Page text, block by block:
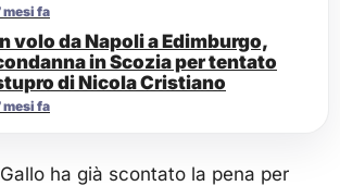
mesi fa
volo da Napoli a Edimburgo,
in Scozia per tentato
di Nicola Cristiano
mesi fa
ha già scontato la pena per